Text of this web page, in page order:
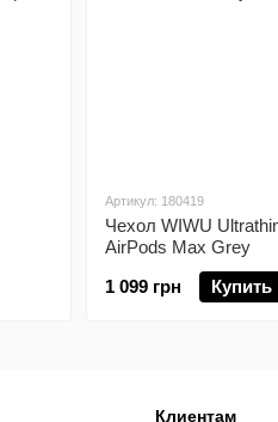
Артикул: 180419
Чехол WIWU
AirPods Max Grey
1 099 грн
Купить
Клиентам